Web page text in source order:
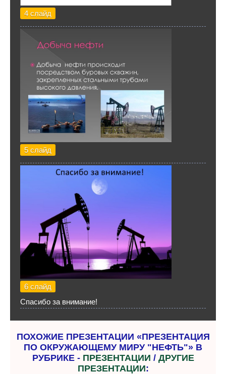
4 слайд
5 слайд
6 слайд
Спасибо за внимание!
ПОХОЖИЕ ПРЕЗЕНТАЦИИ «ПРЕЗЕНТАЦИЯ
ПО ОКРУЖАЮЩЕМУ МИРУ "НЕФТЬ"» В
РУБРИКЕ - ПРЕЗЕНТАЦИИ / ДРУГИЕ
ПРЕЗЕНТАЦИИ: